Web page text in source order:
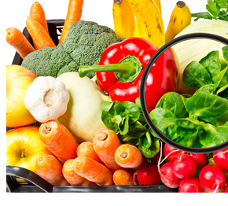
Suche
Menü Menü